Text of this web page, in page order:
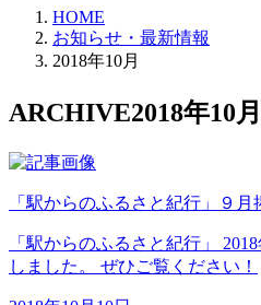
HOME
お知らせ・最新情報
2018年10月
ARCHIVE2018年10月
「駅からのふるさと紀行」９
「駅からのふるさと紀行」
しました。 ぜひご覧ください！